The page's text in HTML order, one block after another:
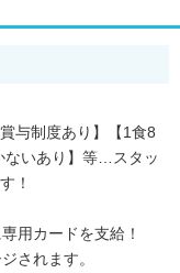
与制度あり】【1食8
ないあり】等…スタッ
！
用カードを支給！
されます。